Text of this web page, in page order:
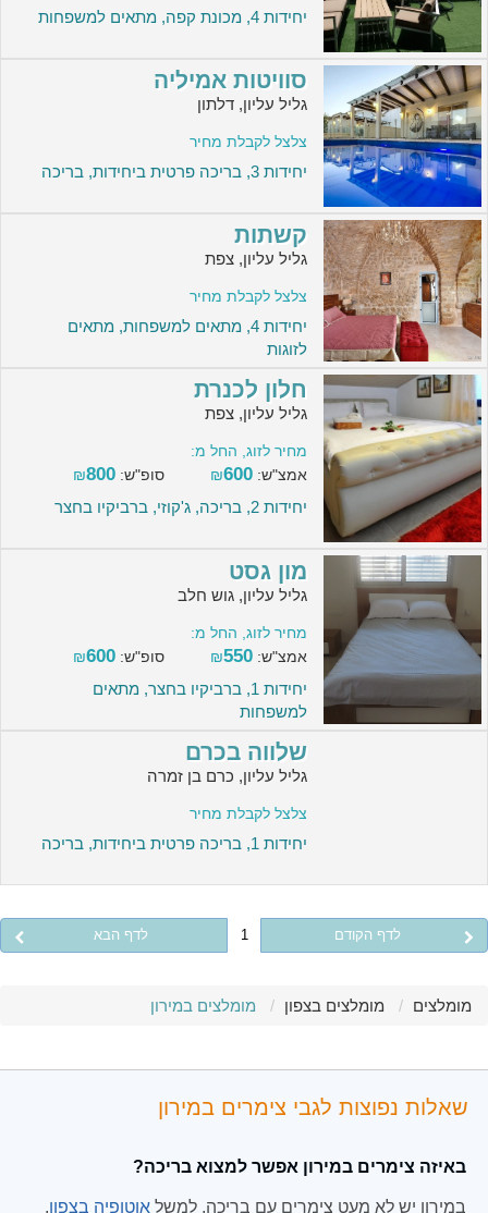
יחידות 4, מכונת קפה, מתאים למשפחות
סוויטות אמיליה
גליל עליון, דלתון
צלצל לקבלת מחיר
יחידות 3, בריכה פרטית ביחידות, בריכה
קשתות
גליל עליון, צפת
צלצל לקבלת מחיר
יחידות 4, מתאים למשפחות, מתאים
לזוגות
חלון לכנרת
גליל עליון, צפת
מחיר לזוג, החל מ:
אמצ"ש:
₪600 סופ"ש: ₪800
יחידות 2, בריכה, ג'קוזי, ברביקיו בחצר
מון גסט
גליל עליון, גוש חלב
מחיר לזוג, החל מ:
אמצ"ש:
₪550 סופ"ש: ₪600
יחידות 1, ברביקיו בחצר, מתאים
למשפחות
שלווה בכרם
גליל עליון, כרם בן זמרה
צלצל לקבלת מחיר
יחידות 1, בריכה פרטית ביחידות, בריכה
לדף הקודם 1 לדף הבא
מומלצים מומלצים בצפון מומלצים במירון
שאלות נפוצות לגבי צימרים במירון
באיזה צימרים במירון אפשר למצוא בריכה?
במירון יש לא מעט צימרים עם בריכה, למשל אוטופיה בצפון,